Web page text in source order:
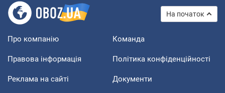
На початок
Про компанію Команда
Правова інформація Політика конфіденційності
Реклама на сайті Документи